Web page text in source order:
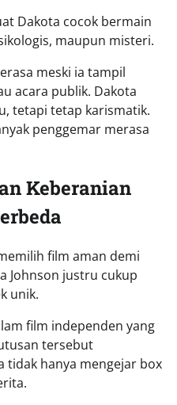
Dakota cocok bermain
maupun misteri.
meski ia tampil
acara publik. Dakota
tetapi tetap karismatik.
penggemar merasa
Keberanian
film aman demi
Johnson justru cukup
unik.
film independen yang
tersebut
tidak hanya mengejar box